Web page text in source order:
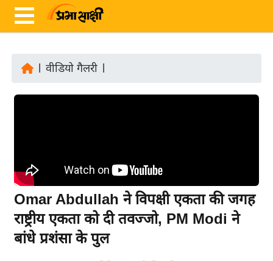
रा
ष्ट्री
य
अं
त
वीडियो गैलरी
Omar Abdullah ने विपक्षी एकता की जगह
राष्ट्रीय एकता को दी तवज्जो, PM Modi ने
बांधे प्रशंसा के पुल